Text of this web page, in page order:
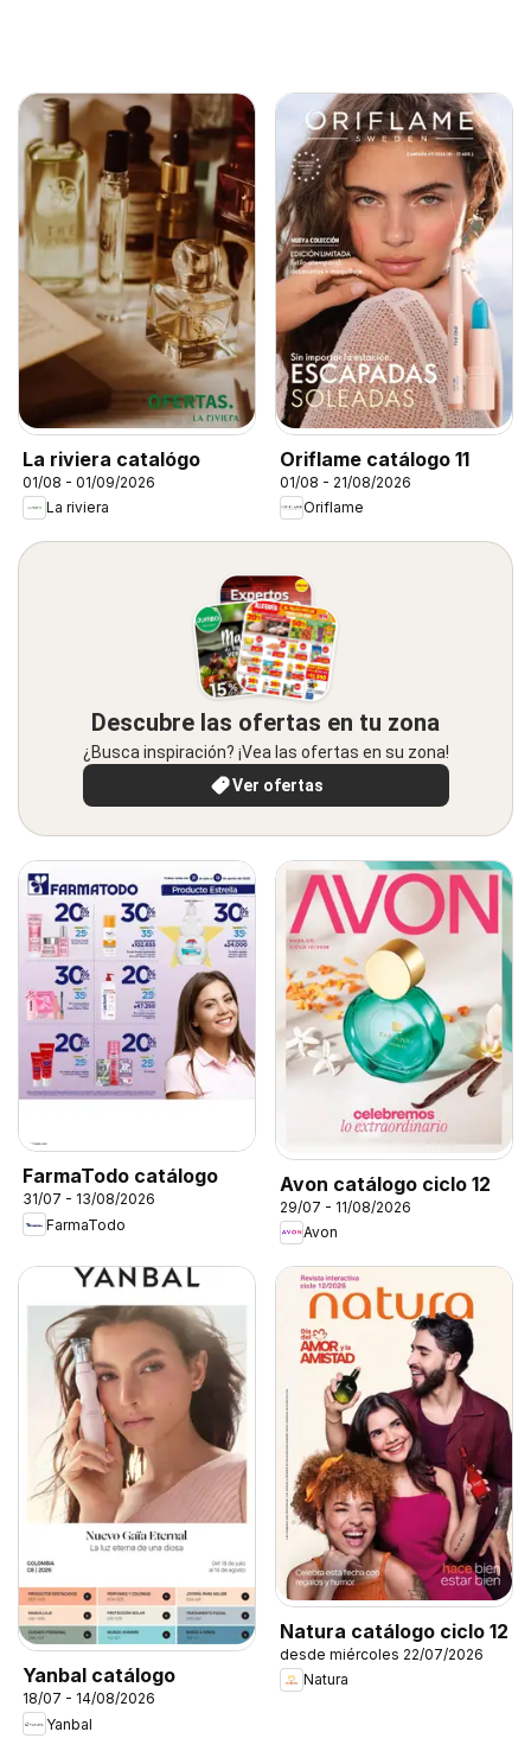
La riviera catalógo
01/08 - 01/09/2026
La riviera
Oriflame catálogo 11
01/08 - 21/08/2026
Oriflame
Descubre las ofertas en tu zona
¿Busca inspiración? ¡Vea las ofertas en su zona!
Ver ofertas
FarmaTodo catálogo
31/07 - 13/08/2026
FarmaTodo
Avon catálogo ciclo 12
29/07 - 11/08/2026
Avon
Yanbal catálogo
18/07 - 14/08/2026
Yanbal
Natura catálogo ciclo 12
desde miércoles 22/07/2026
Natura